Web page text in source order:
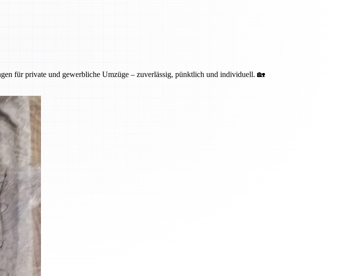
für private und gewerbliche Umzüge – zuverlässig, pünktlich und individuell. 🏡